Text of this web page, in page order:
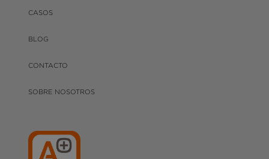
CASOS
BLOG
CONTACTO
SOBRE NOSOTROS